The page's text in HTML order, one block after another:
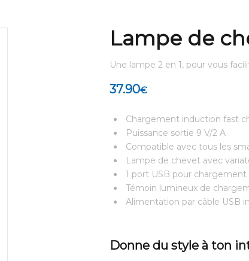
Lampe de
Une lampe 2 en 1, pour vous
37.90€
Chargement induction fast
Puissance sortie 9 V/2 A
Compatible avec tous les
Lampe de chevet avec
1 port USB pour chargement
Témoin lumineux de
Alimentation par câble USB
Donne du style à ton